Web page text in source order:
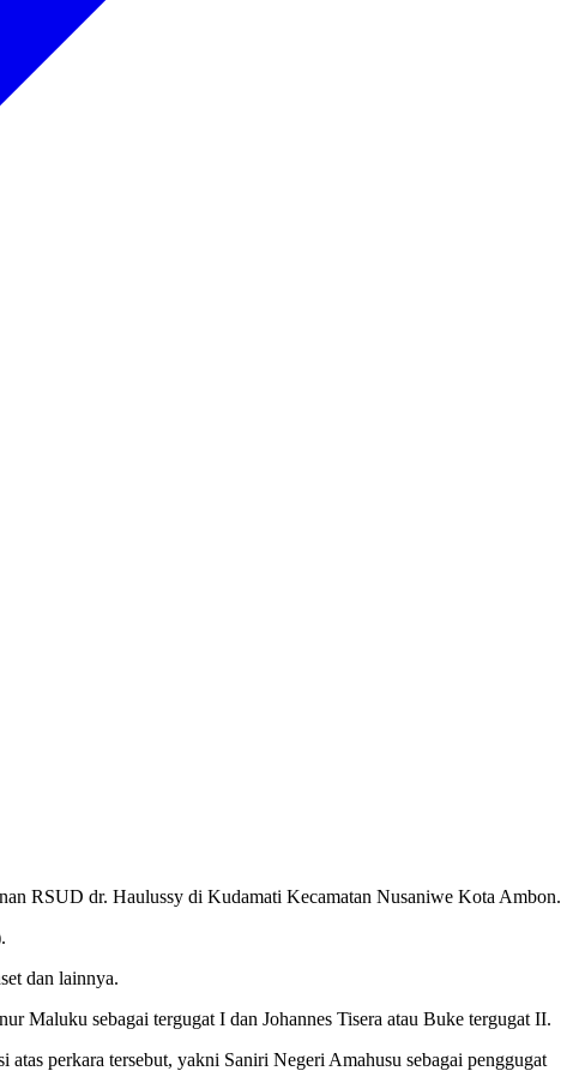
RSUD dr. Haulussy di Kudamati Kecamatan Nusaniwe Kota Ambon.
dan lainnya.
Maluku sebagai tergugat I dan Johannes Tisera atau Buke tergugat II.
perkara tersebut, yakni Saniri Negeri Amahusu sebagai penggugat